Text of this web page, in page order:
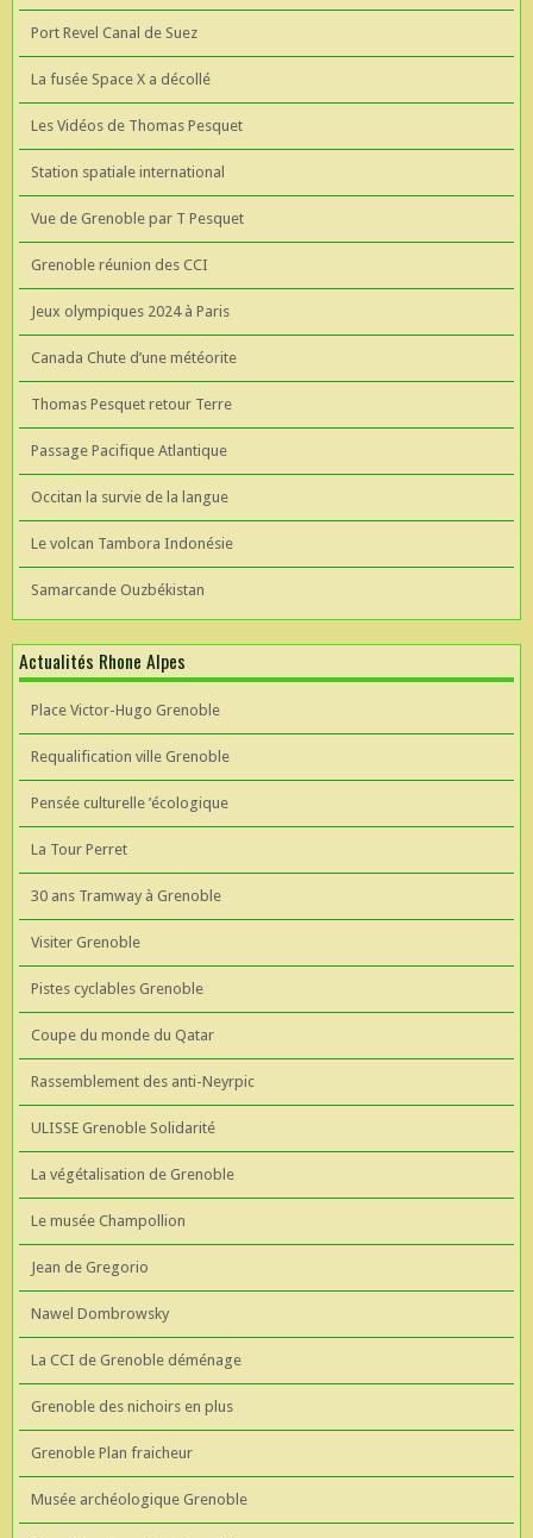
Port Revel Canal de Suez
La fusée Space X a décollé
Les Vidéos de Thomas Pesquet
Station spatiale international
Vue de Grenoble par T Pesquet
Grenoble réunion des CCI
Jeux olympiques 2024 à Paris
Canada Chute d’une météorite
Thomas Pesquet retour Terre
Passage Pacifique Atlantique
Occitan la survie de la langue
Le volcan Tambora Indonésie
Samarcande Ouzbékistan
Actualités Rhone Alpes
Place Victor-Hugo Grenoble
Requalification ville Grenoble
Pensée culturelle ’écologique
La Tour Perret
30 ans Tramway à Grenoble
Visiter Grenoble
Pistes cyclables Grenoble
Coupe du monde du Qatar
Rassemblement des anti-Neyrpic
ULISSE Grenoble Solidarité
La végétalisation de Grenoble
Le musée Champollion
Jean de Gregorio
Nawel Dombrowsky
La CCI de Grenoble déménage
Grenoble des nichoirs en plus
Grenoble Plan fraicheur
Musée archéologique Grenoble